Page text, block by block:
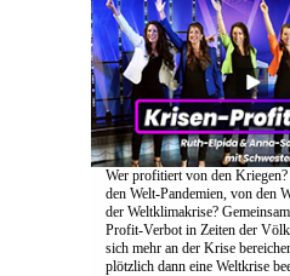
Wer profitiert von den
den Welt-Pandemien, von den
der Weltklimakrise?
Profit-Verbot in Zeiten der
sich mehr an der Krise
plötzlich dann eine Weltkrise